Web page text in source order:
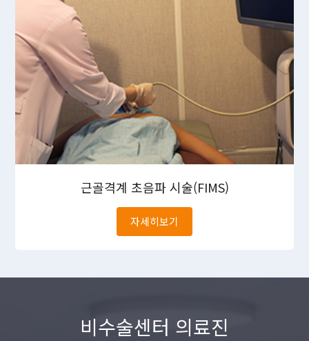
근골격계 초음파 시술(FIMS)
자세히보기
비수술센터 의료진